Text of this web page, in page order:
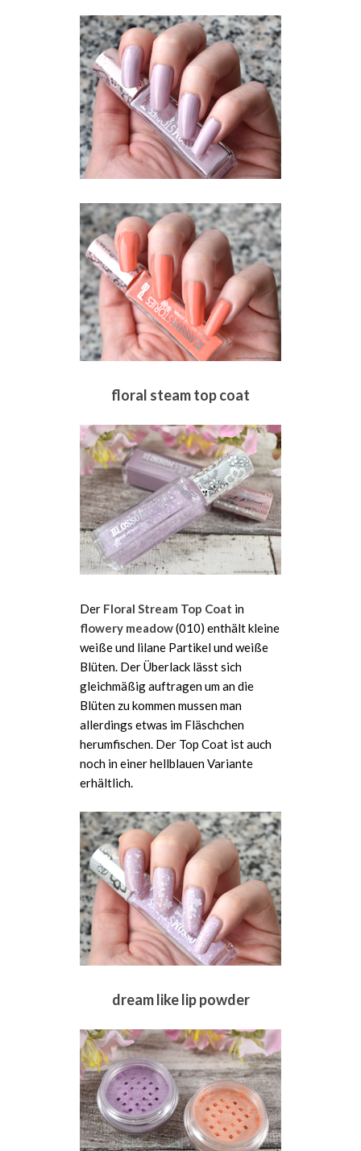
floral steam top coat
Der Floral Stream Top Coat in
flowery meadow(010) enthält kleine
weiße und lilane Partikel und weiße
Blüten. Der Überlack lässt sich
gleichmäßig auftragen um an die
Blüten zu kommen mussen man
allerdings etwas im Fläschchen
herumfischen. Der Top Coat ist auch
noch in einer hellblauen Variante
erhältlich.
dream like lip powder